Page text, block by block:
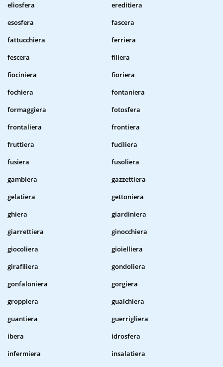
eliosfera
ereditiera
esosfera
fascera
fattucchiera
ferriera
fescera
filiera
fiociniera
fioriera
fochiera
fontaniera
formaggiera
fotosfera
frontaliera
frontiera
fruttiera
fuciliera
fusiera
fusoliera
gambiera
gazzettiera
gelatiera
gettoniera
ghiera
giardiniera
giarrettiera
ginocchiera
giocoliera
gioielliera
girafiliera
gondoliera
gonfaloniera
gorgiera
groppiera
gualchiera
guantiera
guerrigliera
ibera
idrosfera
infermiera
insalatiera